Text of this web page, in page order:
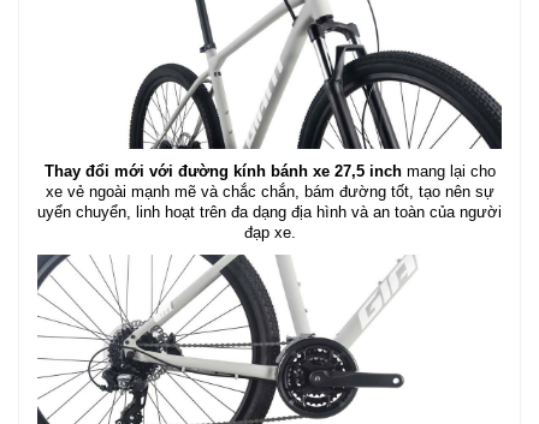
Thay đổi mới với đường kính bánh xe 27,5 inchmang lại cho
xe vẻ ngoài mạnh mẽ và chắc chắn, bám đường tốt, tạo nên sự
uyển chuyển, linh hoạt trên đa dạng địa hình và an toàn của người
đạp xe.